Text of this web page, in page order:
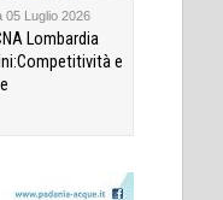
05 Luglio 2026
Lombardia
e